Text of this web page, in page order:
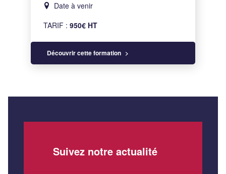
Date à venir
TARIF :950€ HT
Découvrir cette formation
Suivez notre actualité